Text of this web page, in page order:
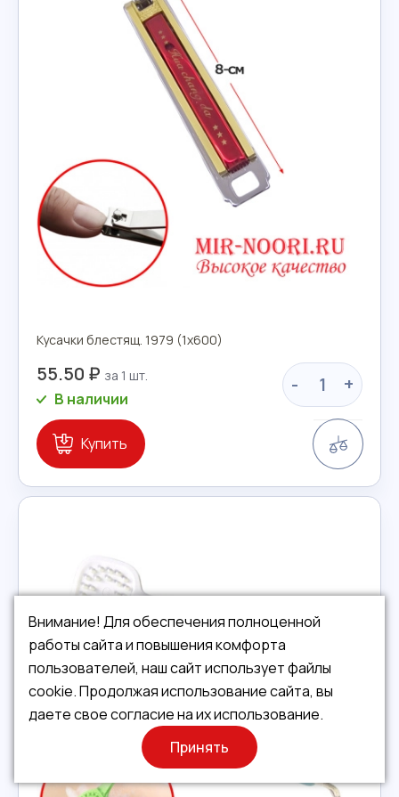
Кусачки блестящ. 1979 (1х600)
55.50 ₽ - +
В наличии
Купить
Внимание! Для обеспечения полноценной
работы сайта и повышения комфорта
пользователей, наш сайт использует файлы
cookie. Продолжая использование сайта, вы
даете свое согласие на их использование.
Принять